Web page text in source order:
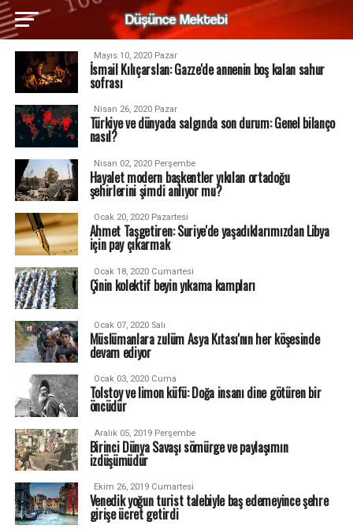
Mayıs 10, 2020 Pazar
İsmail Kılıçarslan: Gazze'de annenin boş kalan sahur
sofrası
Nisan 26, 2020 Pazar
Türkiye ve dünyada salgında son durum: Genel bilanço
nasıl?
Nisan 02, 2020 Perşembe
Hayalet modern başkentler yıkılan ortadoğu
şehirlerini şimdi anlıyor mu?
Ocak 20, 2020 Pazartesi
Ahmet Taşgetiren: Suriye'de yaşadıklarımızdan Libya
için pay çıkarmak
Ocak 18, 2020 Cumartesi
Çinin kolektif beyin yıkama kampları
Ocak 07, 2020 Salı
Müslümanlara zulüm Asya Kıtası'nın her köşesinde
devam ediyor
Ocak 03, 2020 Cuma
Tolstoy ve limon küfü: Doğa insanı dine götüren bir
öncüdür
Aralık 05, 2019 Perşembe
Birinci Dünya Savaşı sömürge ve paylaşımın
izdüşümüdür
Ekim 26, 2019 Cumartesi
Venedik yoğun turist talebiyle baş edemeyince şehre
girişe ücret getirdi